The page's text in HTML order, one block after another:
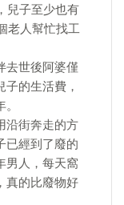
兒子至少也有
老人幫忙找工
去世後阿婆僅
的生活費，
沿街奔走的方
已經到了廢的
男人，每天窩
真的比廢物好